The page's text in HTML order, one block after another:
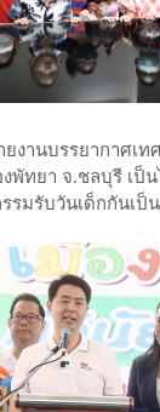
งานบรรยากาศเท
พัทยา จ.ชลบุรี เป็
รมรับวันเด็กกันเป็